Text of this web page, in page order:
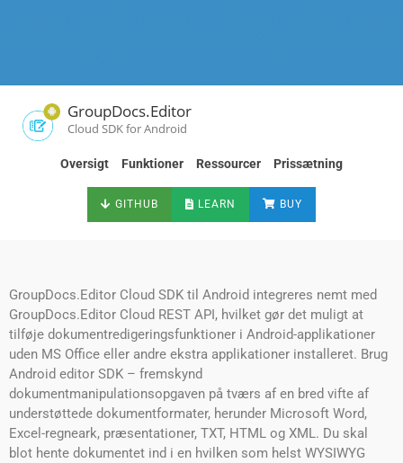
GroupDocs.Editor
Cloud SDK for Android
Oversigt Funktioner Ressourcer Prissætning
GITHUB LEARN BUY
GroupDocs.Editor Cloud SDK til Android integreres nemt med
GroupDocs.Editor Cloud REST API, hvilket gør det muligt at
tilføje dokumentredigeringsfunktioner i Android-applikationer
uden MS Office eller andre ekstra applikationer installeret. Brug
Android editor SDK – fremskynd
dokumentmanipulationsopgaven på tværs af en bred vifte af
understøttede dokumentformater, herunder Microsoft Word,
Excel-regneark, præsentationer, TXT, HTML og XML. Du skal
blot hente dokumentet ind i en hvilken som helst WYSIWYG